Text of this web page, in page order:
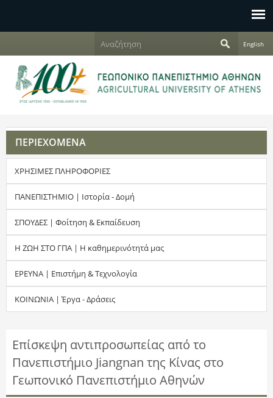
Φ
ό
μ
α
α
ν
α
ζ
ή
τ
σ
η
ς
ζ
ή
τ
η
English
ΠΕΡΙΕΧΟΜΕΝΑ
ΧΡΗΣΙΜΕΣ ΠΛΗΡΟΦΟΡΙΕΣ
ΠΑΝΕΠΙΣΤΗΜΙΟ | Ιστορία - Δομή
ΣΠΟΥΔΕΣ | Φοίτηση & Εκπαίδευση
Η ΖΩΗ ΣΤΟ ΓΠΑ | Η καθημερινότητά μας
ΕΡΕΥΝΑ | Επιστήμη & Τεχνολογία
ΚΟΙΝΩΝΙΑ | Έργα - Δράσεις
Επίσκεψη αντιπροσωπείας από το
Πανεπιστήμιο Jiangnan της Κίνας στο
Γεωπονικό Πανεπιστήμιο Αθηνών